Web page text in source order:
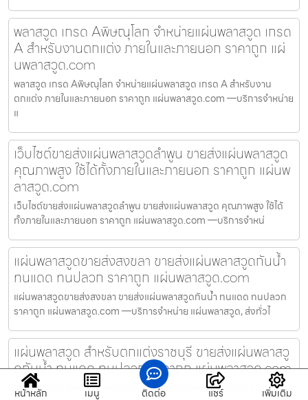
พลาสวูด เกรด Aพิษณุโลก จำหน่ายแผ่นพลาสวูด เกรด
A สำหรับงานตกแต่ง ภายในและภายนอก ราคาถูก แผ่
นพลาสวูด.com
พลาสวูด เกรด Aพิษณุโลก จำหน่ายแผ่นพลาสวูด เกรด A สำหรับงาน
ตกแต่ง ภายในและภายนอก ราคาถูก แผ่นพลาสวูด.com —บริการจำหน่าย
แ
เว็บไซต์ขายส่งแผ่นพลาสวูดลำพูน ขายส่งแผ่นพลาสวูด
คุณภาพสูง ใช้ได้ทั้งภายในและภายนอก ราคาถูก แผ่นพ
ลาสวูด.com
เว็บไซต์ขายส่งแผ่นพลาสวูดลำพูน ขายส่งแผ่นพลาสวูด คุณภาพสูง ใช้ได้
ทั้งภายในและภายนอก ราคาถูก แผ่นพลาสวูด.com —บริการจำหน่
แผ่นพลาสวูดขายส่งสงขลา ขายส่งแผ่นพลาสวูดกันน้ำ
ทนแดด ทนปลวก ราคาถูก แผ่นพลาสวูด.com
แผ่นพลาสวูดขายส่งสงขลา ขายส่งแผ่นพลาสวูดกันน้ำ ทนแดด ทนปลวก
ราคาถูก แผ่นพลาสวูด.com —บริการจำหน่าย แผ่นพลาสวูด, ส่งทั่วไ
แผ่นพลาสวูด สำหรับตกแต่งราชบุรี ขายส่งแผ่นพลาสวู
ดกันน้ำ ทนแดด ทนปลวก ราคาถูก แผ่นพลาสวูด.com
แผ่นพลาสวูด สำหรับตกแต่งราชบุรี ขายส่งแผ่นพลาสวูดกันน้ำ ทนแดด ทน
หน้าหลัก เมนู ติดต่อ แชร์ เพิ่มเติม